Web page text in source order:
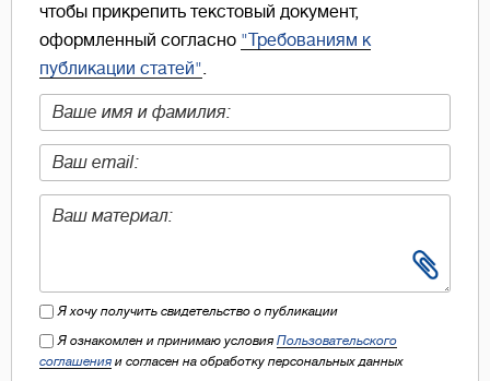
чтобы прикрепить текстовый документ,
оформленный согласно "Требованиям к
публикации статей".
Я хочу получить свидетельство о публикации
Я ознакомлен и принимаю условия Пользовательского
соглашения и согласен на обработку персональных данных